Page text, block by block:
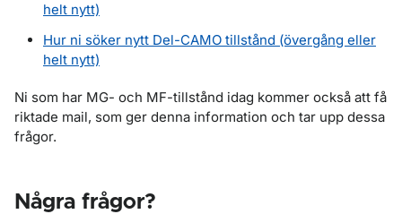
helt nytt)
Hur ni söker nytt Del-CAMO tillstånd (övergång eller
helt nytt)
Ni som har MG- och MF-tillstånd idag kommer också att få
riktade mail, som ger denna information och tar upp dessa
frågor.
Några frågor?